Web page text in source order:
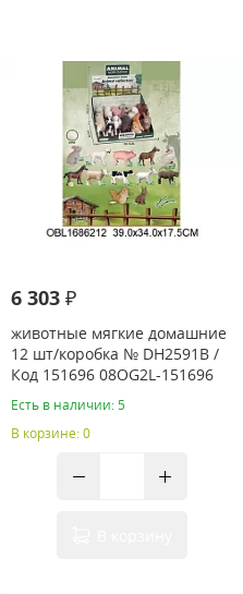
6 303 ₽
животные мягкие домашние
12 шт/коробка № DH2591B /
Код 151696 08OG2L-151696
Есть в наличии: 5
В корзине: 0